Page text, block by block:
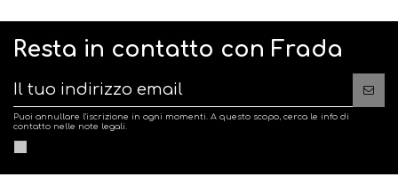
Resta in contatto con Frada
Puoi annullare l'iscrizione in ogni momenti. A questo scopo, cerca le info di
contatto nelle note legali.